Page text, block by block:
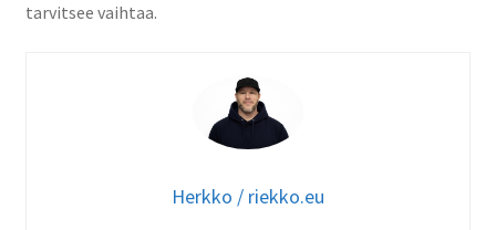
tarvitsee vaihtaa.
Herkko / riekko.eu